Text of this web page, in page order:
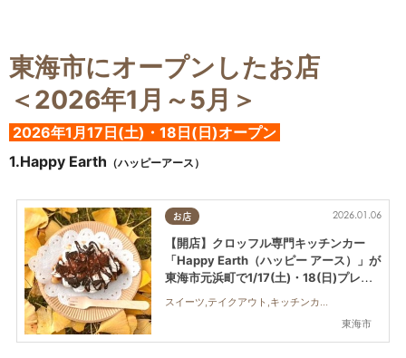
東海市にオープンしたお店
＜2026年1月～5月＞
2026年1 月17日(土)・18日(日)オープン
1.Happy Earth （ハッピーアース）
お店
東海市
2026.01.06
【開店】クロッフル専門キッチンカー
「Happy Earth（ハッピー アース）」が
東海市元浜町で1/17(土)・18(日)プレオ
スイーツ,テイクアウト,キッチンカー,開店,まちネタ